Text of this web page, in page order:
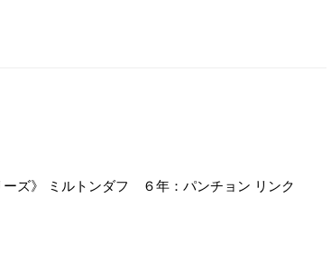
ーズ》 ミルトンダフ ６年：パンチョン リンク